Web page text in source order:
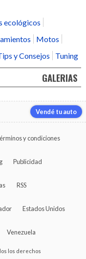
ecológicos
Motos
y Consejos Tuning
GALERIAS
Vendé tu auto
y condiciones
Publicidad
RSS
Estados Unidos
Venezuela
los derechos